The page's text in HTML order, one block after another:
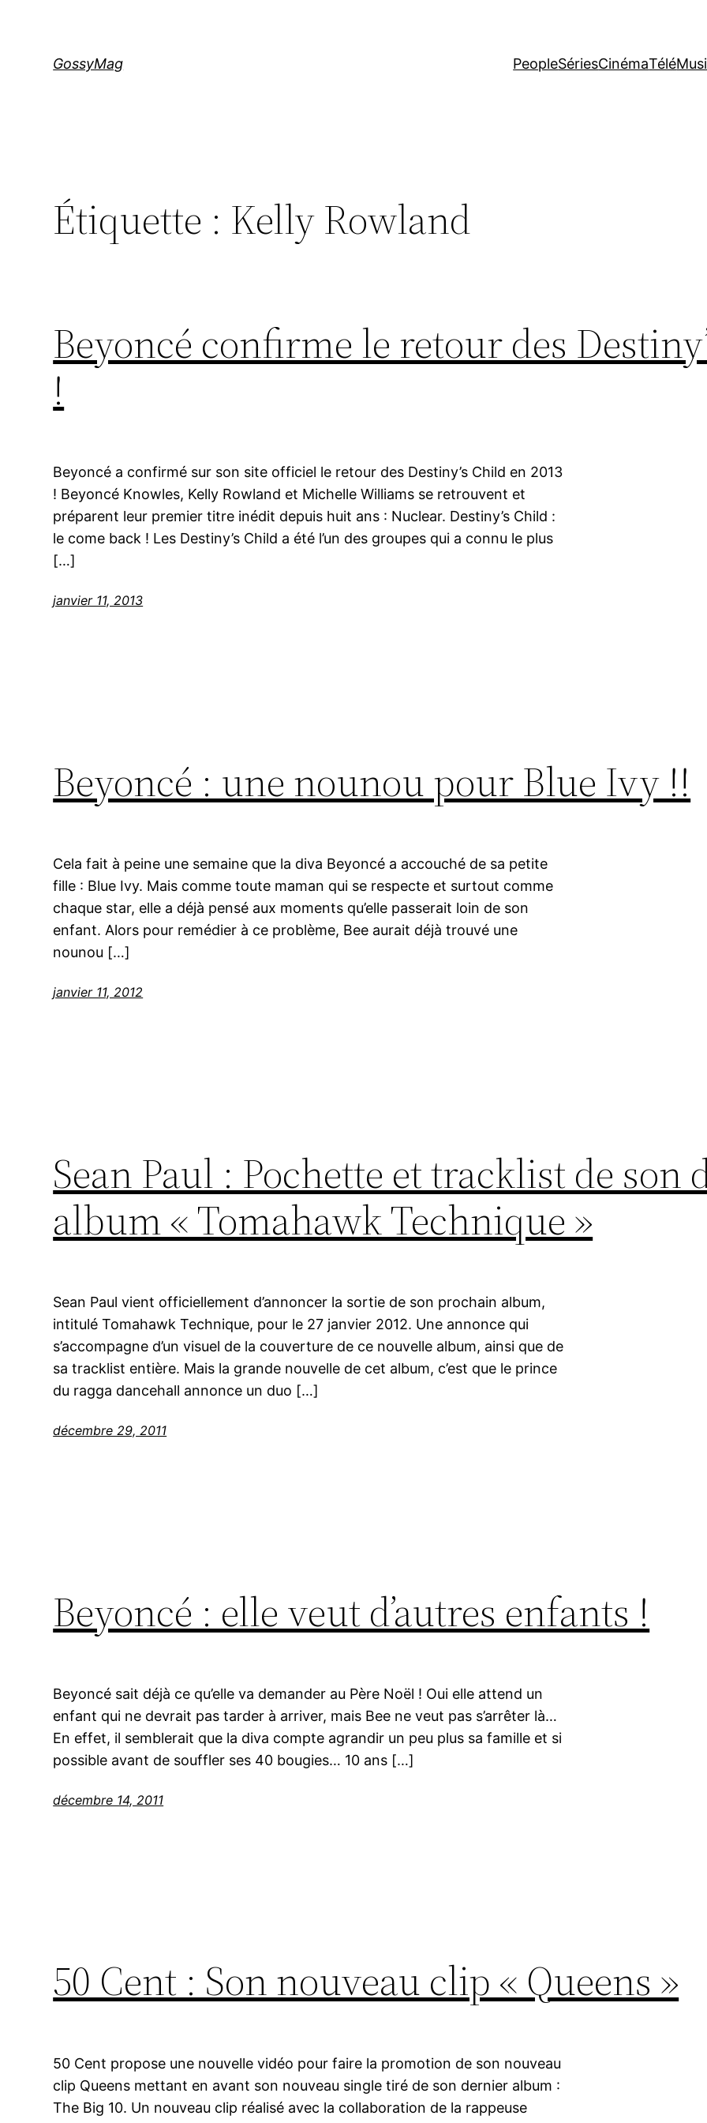
GossyMag PeopleSériesCinémaTélé
Étiquette : Kelly Rowland
Beyoncé confirme le retour des
!
Beyoncé a confirmé sur son site officiel le retour des Destiny’s Child en 2013
! Beyoncé Knowles, Kelly Rowland et Michelle Williams se retrouvent et
préparent leur premier titre inédit depuis huit ans : Nuclear. Destiny’s Child :
le come back ! Les Destiny’s Child a été l’un des groupes qui a connu le plus
[…]
janvier 11, 2013
Beyoncé : une nounou pour Blue Ivy !!
Cela fait à peine une semaine que la diva Beyoncé a accouché de sa petite
fille : Blue Ivy. Mais comme toute maman qui se respecte et surtout comme
chaque star, elle a déjà pensé aux moments qu’elle passerait loin de son
enfant. Alors pour remédier à ce problème, Bee aurait déjà trouvé une
nounou […]
janvier 11, 2012
Sean Paul : Pochette et tracklist de son
album « Tomahawk Technique »
Sean Paul vient officiellement d’annoncer la sortie de son prochain album,
intitulé Tomahawk Technique, pour le 27 janvier 2012. Une annonce qui
s’accompagne d’un visuel de la couverture de ce nouvelle album, ainsi que de
sa tracklist entière. Mais la grande nouvelle de cet album, c’est que le prince
du ragga dancehall annonce un duo […]
décembre 29, 2011
Beyoncé : elle veut d’autres enfants !
Beyoncé sait déjà ce qu’elle va demander au Père Noël ! Oui elle attend un
enfant qui ne devrait pas tarder à arriver, mais Bee ne veut pas s’arrêter là…
En effet, il semblerait que la diva compte agrandir un peu plus sa famille et si
possible avant de souffler ses 40 bougies… 10 ans […]
décembre 14, 2011
50 Cent : Son nouveau clip « Queens »
50 Cent propose une nouvelle vidéo pour faire la promotion de son nouveau
clip Queens mettant en avant son nouveau single tiré de son dernier album :
The Big 10. Un nouveau clip réalisé avec la collaboration de la rappeuse